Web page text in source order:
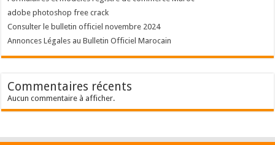
adobe photoshop free crack
Consulter le bulletin officiel novembre 2024
Annonces Légales au Bulletin Officiel Marocain
Commentaires récents
Aucun commentaire à afficher.